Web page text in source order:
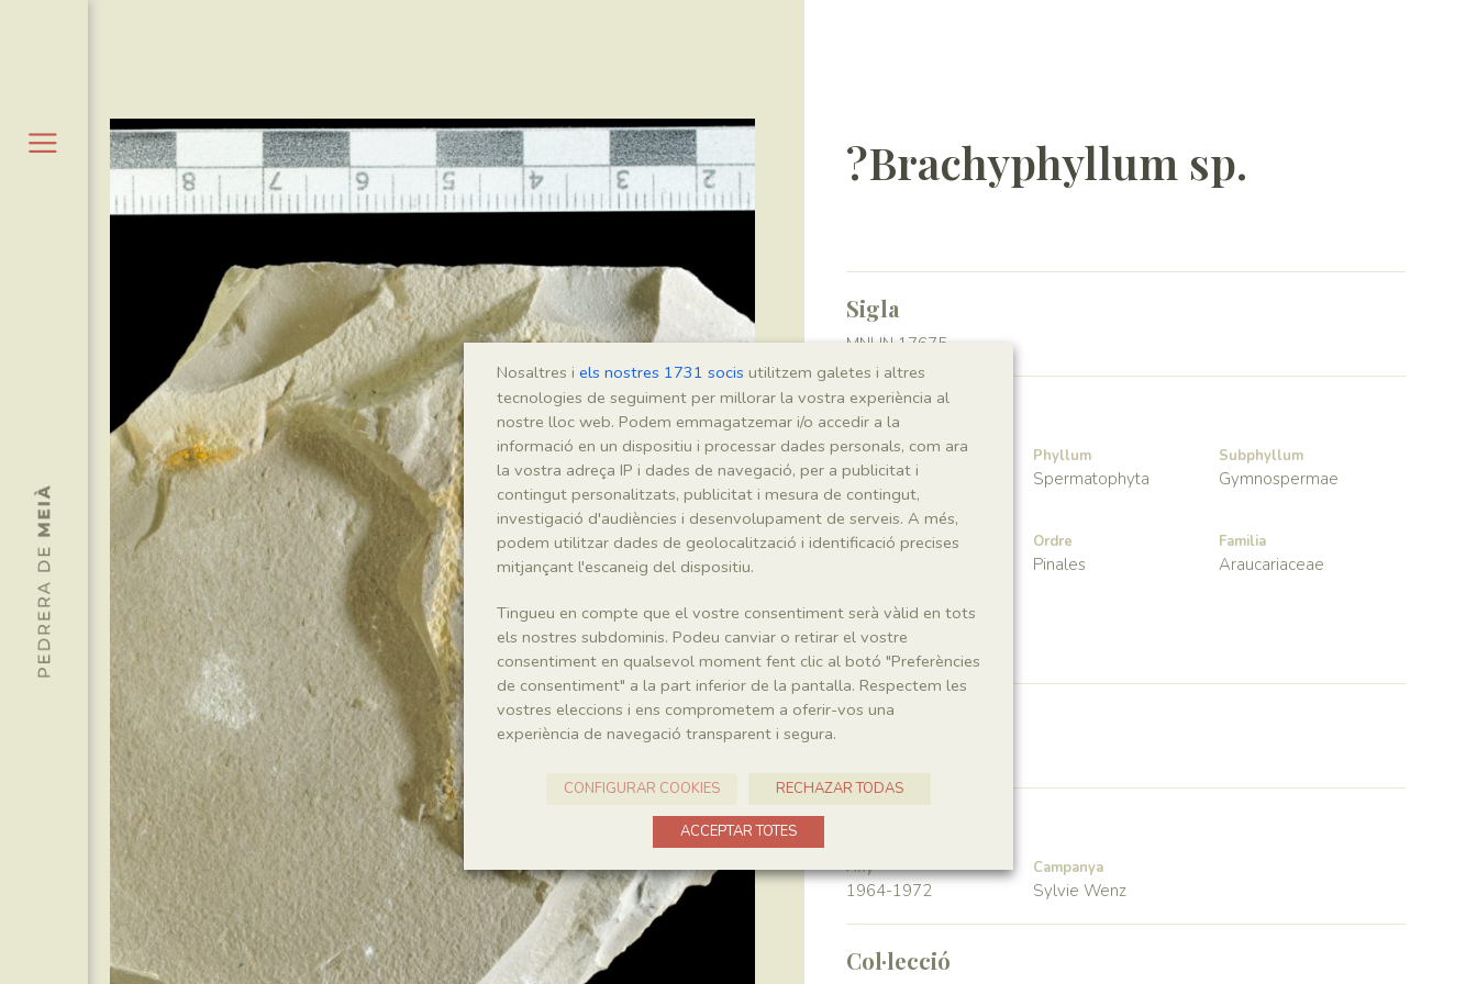
?Brachyphyllum sp.
Sigla
MNHN 17675
Taxonomia
Regne
Plantae
Phyllum
Spermatophyta
Subphyllum
Gymnospermae
Classe Ordre
Pinales
Familia
Araucariaceae
Génere
?Brachyphyllum
Localitat
Any
1964-1972
Campanya
Sylvie Wenz
Col·lecció
Nosaltres i els nostres 1731 socis utilitzem galetes i altres
tecnologies de seguiment per millorar la vostra experiència al
nostre lloc web. Podem emmagatzemar i/o accedir a la
informació en un dispositiu i processar dades personals, com ara
la vostra adreça IP i dades de navegació, per a publicitat i
contingut personalitzats, publicitat i mesura de contingut,
investigació d'audiències i desenvolupament de serveis. A més,
podem utilitzar dades de geolocalització i identificació precises
mitjançant l'escaneig del dispositiu.
Tingueu en compte que el vostre consentiment serà vàlid en tots
els nostres subdominis. Podeu canviar o retirar el vostre
consentiment en qualsevol moment fent clic al botó "Preferències
de consentiment" a la part inferior de la pantalla. Respectem les
vostres eleccions i ens comprometem a oferir-vos una
experiència de navegació transparent i segura.
CONFIGURAR COOKIES RECHAZAR TODAS
ACCEPTAR TOTES